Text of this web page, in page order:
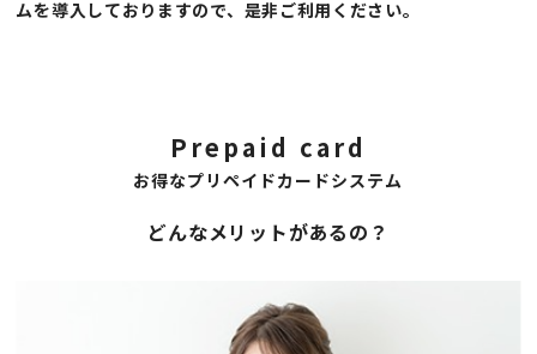
ムを導入しておりますので、是非ご利用ください。
Prepaid card
お得なプリペイドカードシステム
どんなメリットがあるの？